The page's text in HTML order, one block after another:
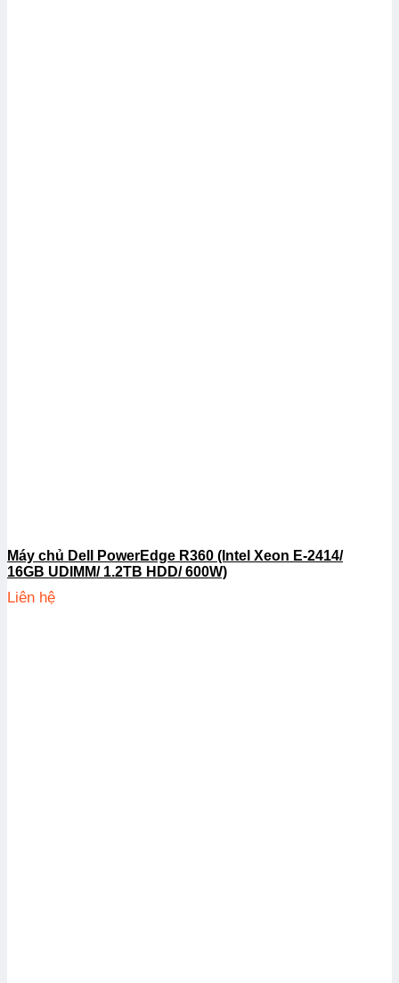
Máy chủ Dell PowerEdge R360 (Intel Xeon E-2414/
16GB UDIMM/ 1.2TB HDD/ 600W)
Liên hệ